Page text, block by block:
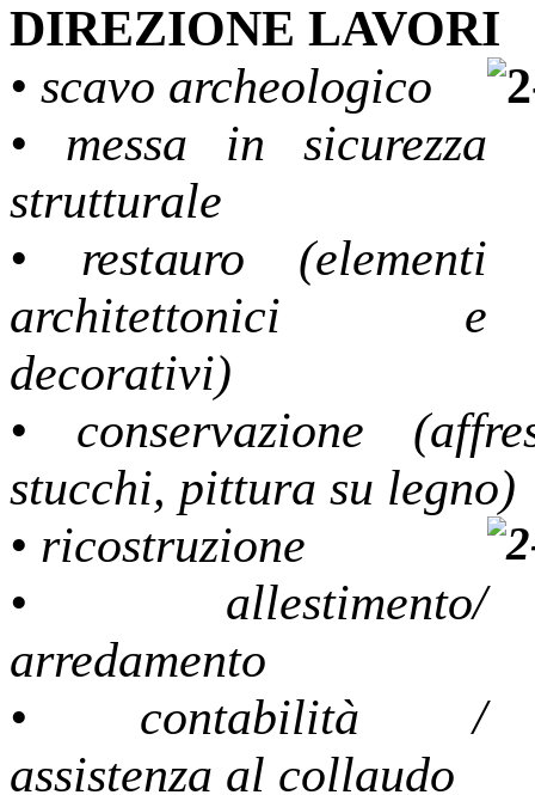
DIREZIONE LAVORI
• scavo archeologico
• messa in sicurezza
strutturale
• restauro (elementi
architettonici e
decorativi)
• conservazione
stucchi, pittura su legno)
• ricostruzione
• allestimento/
arredamento
• contabilità /
assistenza al collaudo